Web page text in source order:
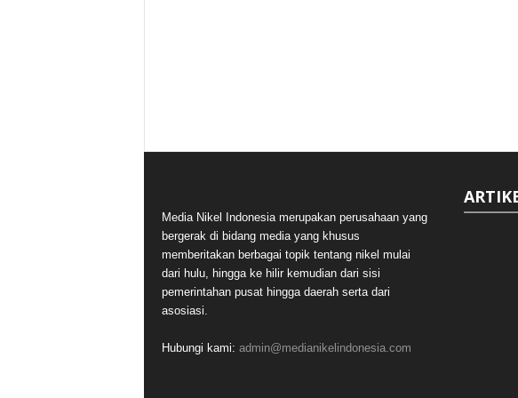
Media Nikel Indonesia merupakan perusahaan yang
bergerak di bidang media yang khusus
memberitakan berbagai topik tentang nikel mulai
dari hulu, hingga ke hilir kemudian dari sisi
pemerintahan pusat hingga daerah serta dari
asosiasi.
Hubungi kami: admin@medianikelindonesia.com